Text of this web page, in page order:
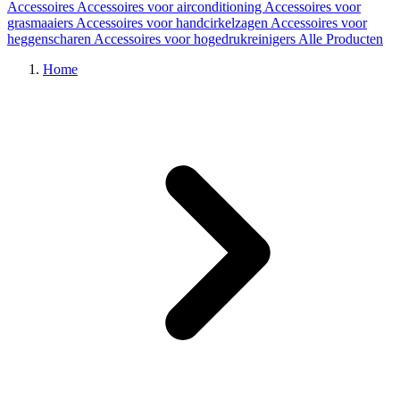
Accessoires Accessoires voor airconditioning Accessoires voor
grasmaaiers Accessoires voor handcirkelzagen Accessoires voor
heggenscharen Accessoires voor hogedrukreinigers Alle Producten
Home